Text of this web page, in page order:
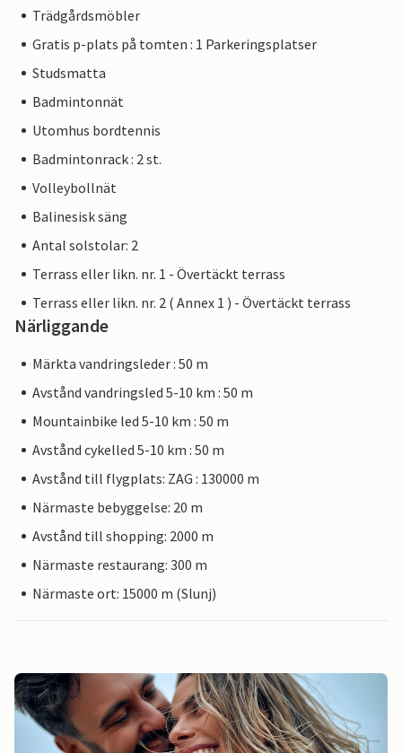
Trädgårdsmöbler
Gratis p-plats på tomten : 1 Parkeringsplatser
Studsmatta
Badmintonnät
Utomhus bordtennis
Badmintonrack : 2 st.
Volleybollnät
Balinesisk säng
Antal solstolar: 2
Terrass eller likn. nr. 1 - Övertäckt terrass
Terrass eller likn. nr. 2 ( Annex 1 ) - Övertäckt terrass
Närliggande
Märkta vandringsleder : 50 m
Avstånd vandringsled 5-10 km : 50 m
Mountainbike led 5-10 km : 50 m
Avstånd cykelled 5-10 km : 50 m
Avstånd till flygplats: ZAG : 130000 m
Närmaste bebyggelse: 20 m
Avstånd till shopping: 2000 m
Närmaste restaurang: 300 m
Närmaste ort: 15000 m (Slunj)